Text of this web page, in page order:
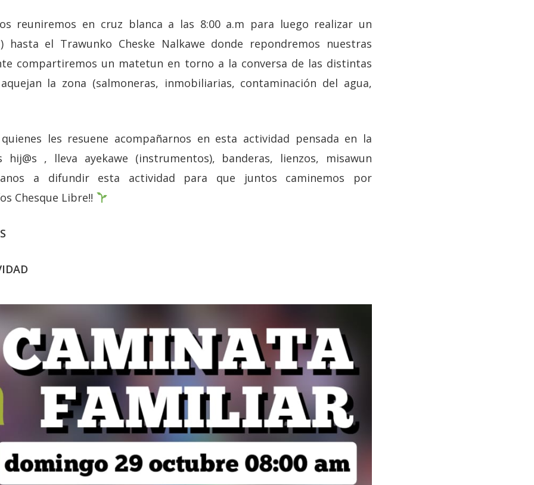
reuniremos en cruz blanca a las 8:00 a.m para luego realizar un
hasta el Trawunko Cheske Nalkawe donde repondremos nuestras
compartiremos un matetun en torno a la conversa de las distintas
la zona (salmoneras, inmobiliarias, contaminación del agua,
les resuene acompañarnos en esta actividad pensada en la
, lleva ayekawe (instrumentos), banderas, lienzos, misawun
a difundir esta actividad para que juntos caminemos por
Chesque Libre!!